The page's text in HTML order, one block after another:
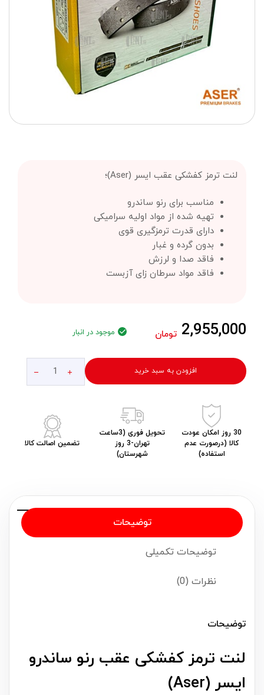
لنت ترمز کفشکی عقب ایسر (Aser)؛
مناسب برای رنو ساندرو
تهیه شده از مواد اولیه سرامیکی
دارای قدرت ترمزگیری قوی
بدون گرده و غبار
فاقد صدا و لرزش
فاقد مواد سرطان زای آزبست
2,955,000 تومان موجود در انبار
افزودن به سبد خرید
30 روز امکان عودت
کالا (درصورت عدم
استفاده)
تحویل فوری (3ساعت
تهران-3 روز
شهرستان)
تضمین اصالت کالا
توضیحات
توضیحات تکمیلی
نظرات (0)
توضیحات
لنت ترمز کفشکی عقب رنو ساندرو
ایسر (Aser)